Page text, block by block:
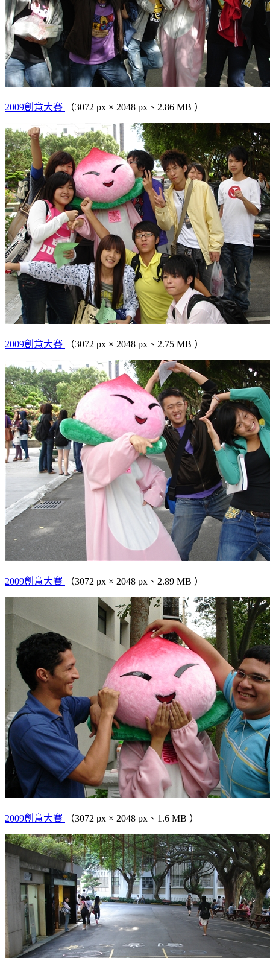
2009創意大賽 （3072 px × 2048 px、2.86 MB ）
2009創意大賽 （3072 px × 2048 px、2.75 MB ）
2009創意大賽 （3072 px × 2048 px、2.89 MB ）
2009創意大賽 （3072 px × 2048 px、1.6 MB ）